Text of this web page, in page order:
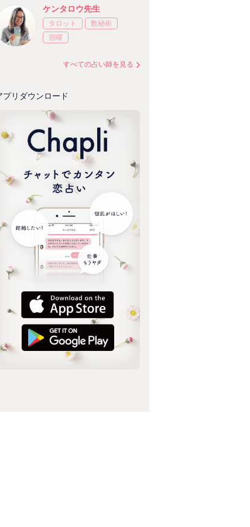
ケンタロウ先生
タロット
数秘術
宿曜
すべての占い師を見る
プリダウンロード